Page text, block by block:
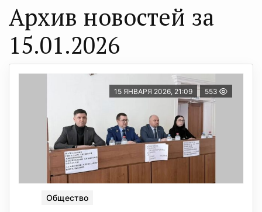
Архив новостей за
15.01.2026
15 ЯНВАРЯ 2026, 21:09 553
Общество